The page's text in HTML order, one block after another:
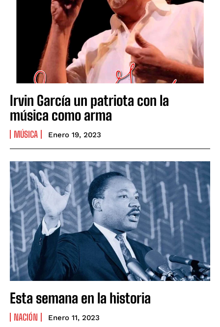
Irvin García un patriota con la
música como arma
MÚSICA Enero 19, 2023
Esta semana en la historia
NACIÓN Enero 11, 2023